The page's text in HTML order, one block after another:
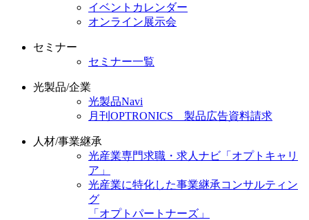
イベントカレンダー
オンライン展示会
セミナー
セミナー一覧
光製品/企業
光製品Navi
月刊OPTRONICS 製品広告資料請求
人材/事業継承
光産業専門求職・求人ナビ「オプトキャリ
ア」
光産業に特化した事業継承コンサルティン
グ
「オプトパートナーズ」